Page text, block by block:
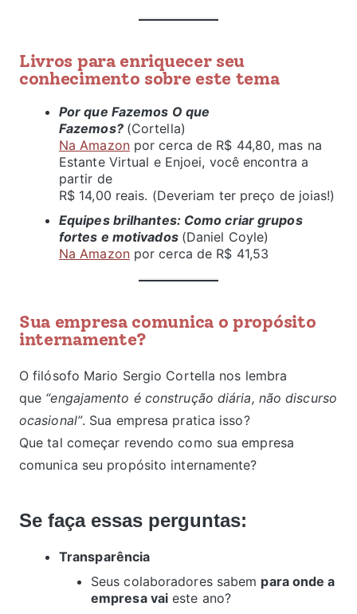
Livros para enriquecer seu
conhecimento sobre este tema
Por que Fazemos O que
Fazemos? (Cortella)
Na Amazonpor cerca de R$ 44,80, mas na
Estante Virtual e Enjoei, você encontra a
partir de
R$ 14,00 reais. (Deveriam ter preço de joias!)
Equipes brilhantes: Como criar grupos
fortes e motivados (Daniel Coyle)
Na Amazonpor cerca de R$ 41,53
Sua empresa comunica o propósito
internamente?
O filósofo Mario Sergio Cortella nos lembra
que “engajamento é construção diária, não discurso
ocasional”. Sua empresa pratica isso?
Que tal começar revendo como sua empresa
comunica seu propósito internamente?
Se faça essas perguntas:
Transparência
Seus colaboradores sabem para onde a
empresa vai este ano?